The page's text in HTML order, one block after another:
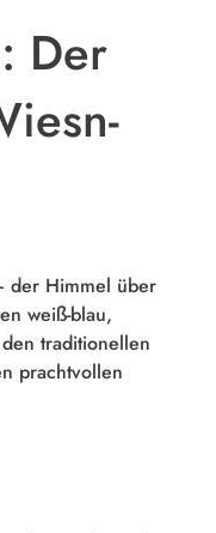
Der
der Himmel über
weiß-blau,
traditionellen
prachtvollen